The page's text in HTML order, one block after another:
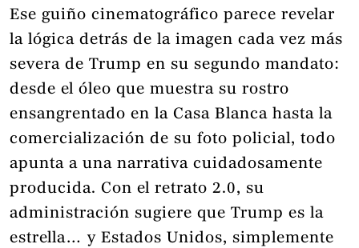
Ese guiño cinematográfico parece revelar
la lógica detrás de la imagen cada vez más
severa de Trump en su segundo mandato:
desde el óleo que muestra su rostro
ensangrentado en la Casa Blanca hasta la
comercialización de su foto policial, todo
apunta a una narrativa cuidadosamente
producida. Con el retrato 2.0, su
administración sugiere que Trump es la
estrella… y Estados Unidos, simplemente